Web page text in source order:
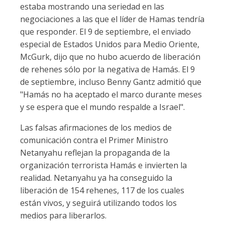
estaba mostrando una seriedad en las
negociaciones a las que el líder de Hamas tendría
que responder. El 9 de septiembre, el enviado
especial de Estados Unidos para Medio Oriente,
McGurk, dijo que no hubo acuerdo de liberación
de rehenes sólo por la negativa de Hamás. El 9
de septiembre, incluso Benny Gantz admitió que
"Hamás no ha aceptado el marco durante meses
y se espera que el mundo respalde a Israel".
Las falsas afirmaciones de los medios de
comunicación contra el Primer Ministro
Netanyahu reflejan la propaganda de la
organización terrorista Hamás e invierten la
realidad. Netanyahu ya ha conseguido la
liberación de 154 rehenes, 117 de los cuales
están vivos, y seguirá utilizando todos los
medios para liberarlos.